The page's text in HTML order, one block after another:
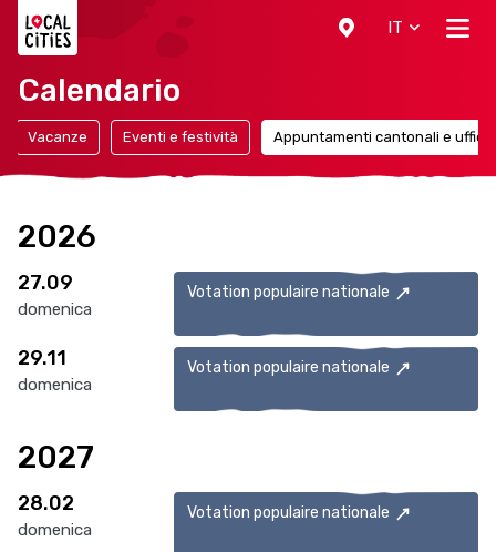
IT
Calendario
Vacanze Eventi e festività Appuntamenti cantonali e
2026
27.09
domenica
Votation populaire nationale
29.11
domenica
Votation populaire nationale
2027
28.02
domenica
Votation populaire nationale